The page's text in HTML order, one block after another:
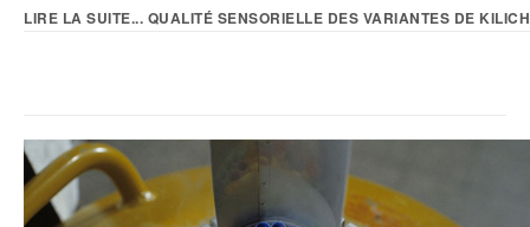
LIRE LA SUITE... QUALITÉ SENSORIELLE DES VARIANTES DE